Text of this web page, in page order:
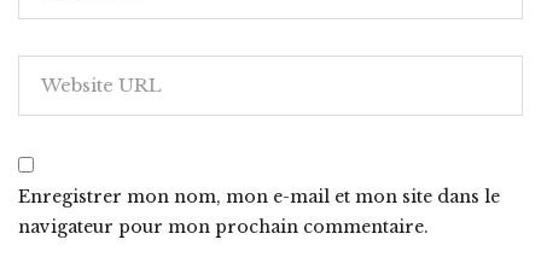
Enregistrer mon nom, mon e-mail et mon site dans le
navigateur pour mon prochain commentaire.